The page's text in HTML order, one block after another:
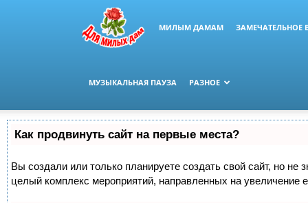
МИЛЫМ ДАМАМ ЗАМЕЧАТЕЛЬНОЕ
МУЗЫКАЛЬНАЯ ПАУЗА РАЗНОЕ
Как продвинуть сайт на первые места?
Вы создали или только планируете создать свой сайт, но не
целый комплекс мероприятий, направленных на увеличение